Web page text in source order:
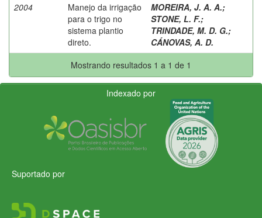
2004
Manejo da irrigação
para o trigo no
sistema plantio
direto.
MOREIRA, J. A. A.;
STONE, L. F.;
TRINDADE, M. D. G.;
CÁNOVAS, A. D.
Mostrando resultados 1 a 1 de 1
Indexado por
Suportado por